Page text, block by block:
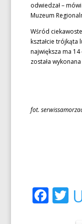
odwiedzał –
Muzeum
Wśród
kształcie trójkąta
największa ma
została
fot.